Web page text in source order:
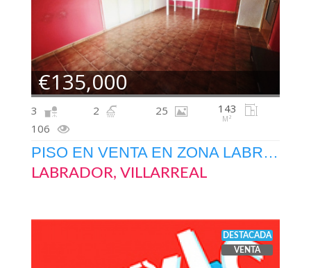
PISO EN VENTA EN ZONA LABRADOR
LABRADOR, VILLARREAL
3 2 25 143
M²
106
€135,000
DESTACADA
VENTA